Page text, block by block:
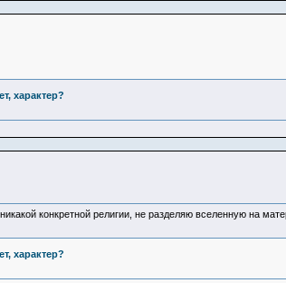
характер?
конкретной религии, не разделяю вселенную на
характер?